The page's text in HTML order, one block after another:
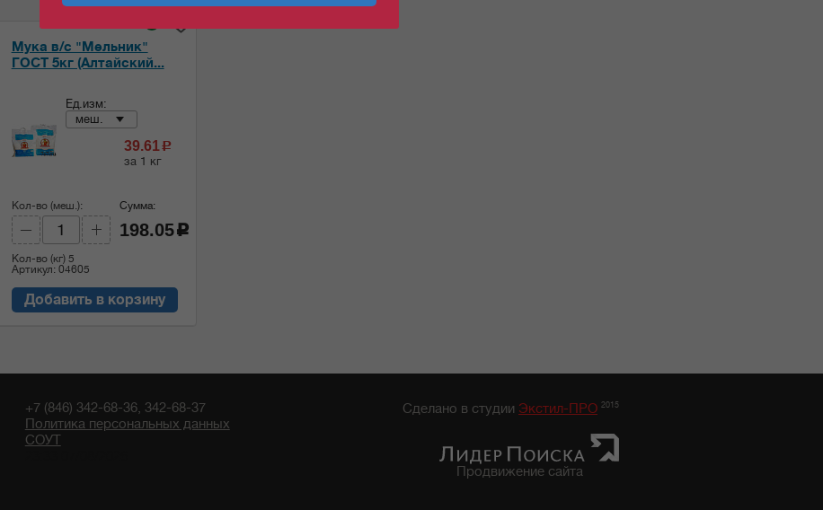
Мука в/с "Мельник"
ГОСТ 5кг (Алтайский...
Ед.изм:
меш.
39.61 c
за 1 кг
Кол-во (меш.):
Кол-во (кг) 5
Артикул: 04605
Сумма:
198.05c
Добавить в корзину
+7 (846) 342-68-36, 342-68-37
Политика персональных данных
СОУТ
Сделано в студии Экстил-ПРО 2015
Продвижение сайта